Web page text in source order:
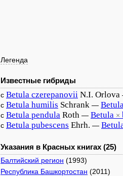
Легенда
Известные гибриды
с Betula czerepanovii N.I. Orlova
с Betula humilis Schrank —
с Betula pendula Roth — Betula ×
с Betula pubescens Ehrh. —
Указания в Красных книгах (25)
Балтийский регион (1993)
Республика Башкортостан (2011)